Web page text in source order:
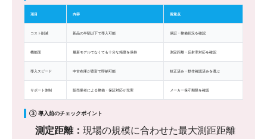
項目 内容 留意点
コスト削減 新品の半額以下で導入可能 保証・整備状況を確認
機能面 最新モデルでなくても十分な精度を保持 測定距離・反射率対応を確認
導入スピード 中古在庫が豊富で即納可能 校正済み・動作確認済みを選ぶ
サポート体制 販売業者による整備・保証対応が充実 メーカー保守期限を確認
③ 導入前のチェックポイント
測定距離： 現場の規模に合わせた最大測距距離